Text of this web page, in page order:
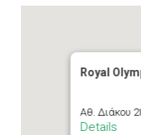
Royal
Αθ. Διάκου
Details